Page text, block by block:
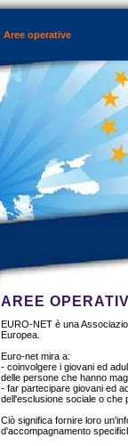
Aree operative
AREE
EURO-NET è una
Europea.
Euro-net mira a:
- coinvolgere i giovani ed
delle persone che hanno
- far partecipare giovani ed
dell'esclusione sociale o che
Ciò significa fornire loro
d'accompagnamento